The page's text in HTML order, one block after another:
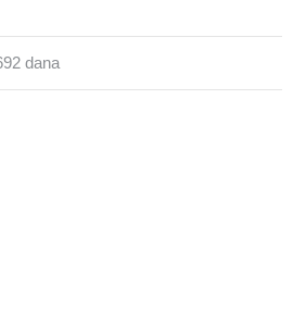
dana